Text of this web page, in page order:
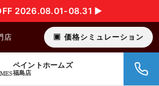
2026.08.01-08.31 ▶︎
店 価格シミュレーション
ペイントホームズ
福島店